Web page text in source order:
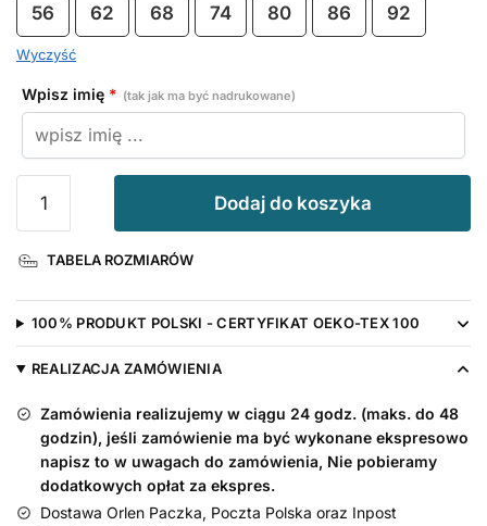
56 62 68 74 80 86 92
Wyczyść
Wpisz imię * (tak jak ma być nadrukowane)
Body
Jedynka
Na
z
Laurami
i
+
Imię
Dodaj do koszyka
TABELA ROZMIARÓW
100% PRODUKT POLSKI - CERTYFIKAT OEKO-TEX 100
REALIZACJA ZAMÓWIENIA
Zamówienia realizujemy w ciągu 24 godz. (maks. do 48
godzin), jeśli zamówienie ma być wykonane ekspresowo
napisz to w uwagach do zamówienia, Nie pobieramy
dodatkowych opłat za ekspres.
Dostawa Orlen Paczka, Poczta Polska oraz Inpost